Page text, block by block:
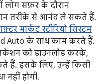
लोग सफ़र के दौरान
तरीके से आनंद ले सकते हैं.
मार्केट स्टीरियो सिस्टम
Auto के साथ काम करते हैं.
को डाउनलोड करके,
हैं. इसके लिए, उन्हें किसी
नहीं होगी.